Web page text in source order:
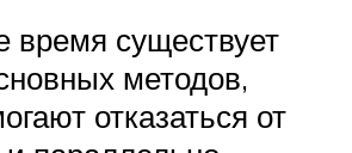
время существует
методов,
отказаться от